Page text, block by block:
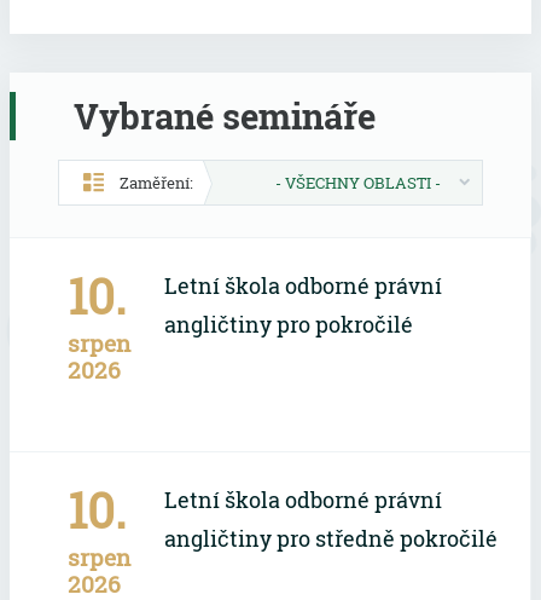
Vybrané semináře
- VŠECHNY OBLASTI -
Zaměření:
10.
srpen
2026
Letní škola odborné právní
angličtiny pro pokročilé
10.
srpen
2026
Letní škola odborné právní
angličtiny pro středně pokročilé